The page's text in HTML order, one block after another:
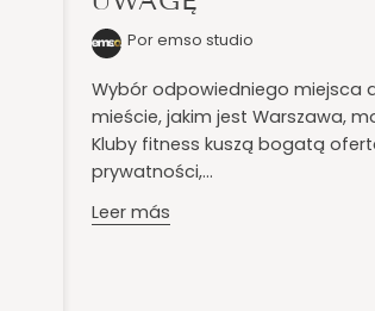
Por emso studio
Wybór odpowiedniego miejsca
mieście, jakim jest Warszawa,
Kluby fitness kuszą bogatą
prywatności,...
Leer más